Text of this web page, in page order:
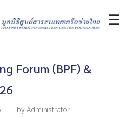
☰
Forum (BPF) &
by Administrator